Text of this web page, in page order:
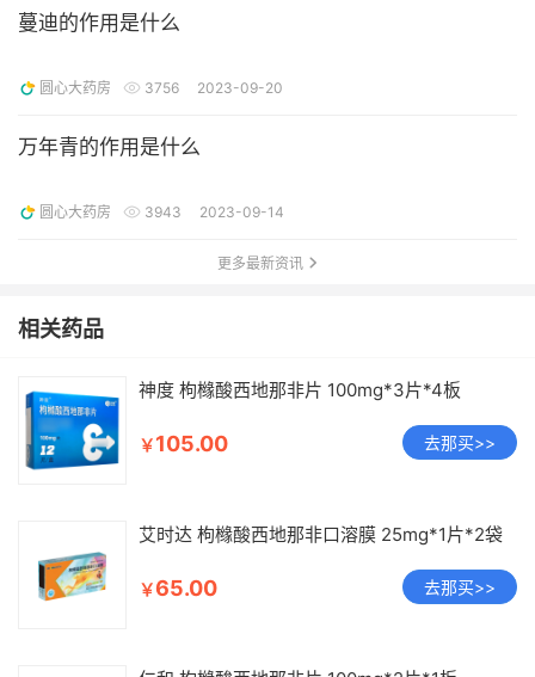
蔓迪的作用是什么
圆心大药房 3756 2023-09-20
万年青的作用是什么
圆心大药房 3943 2023-09-14
更多最新资讯
相关药品
神度 枸橼酸西地那非片 100mg*3片*4板
￥105.00 去那买>>
艾时达 枸橼酸西地那非口溶膜 25mg*1片*2袋
￥65.00 去那买>>